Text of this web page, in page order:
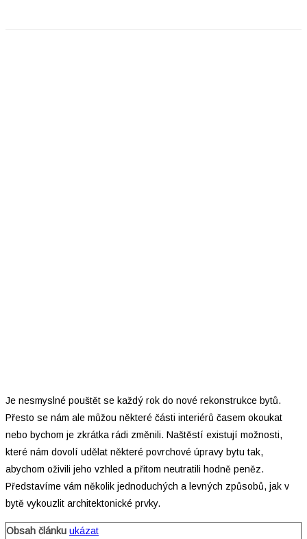
Je nesmyslné pouštět se každý rok do nové rekonstrukce bytů.
Přesto se nám ale můžou některé části interiérů časem okoukat
nebo bychom je zkrátka rádi změnili. Naštěstí existují možnosti,
které nám dovolí udělat některé povrchové úpravy bytu tak,
abychom oživili jeho vzhled a přitom neutratili hodně peněz.
Představíme vám několik jednoduchých a levných způsobů, jak v
bytě vykouzlit architektonické prvky.
Obsah článku ukázat